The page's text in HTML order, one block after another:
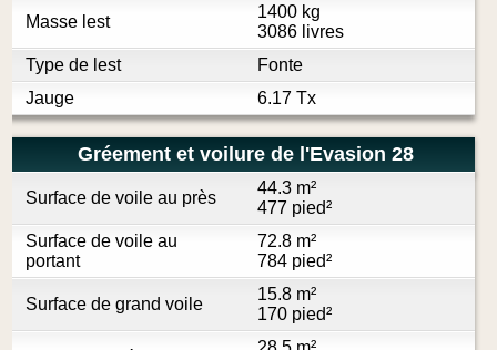
Masse lest
1400 kg
3086 livres
Type de lest
Fonte
Jauge
6.17 Tx
Gréement et voilure de l'Evasion 28
Surface de voile au près
44.3 m²
477 pied²
Surface de voile au
portant
72.8 m²
784 pied²
Surface de grand voile
15.8 m²
170 pied²